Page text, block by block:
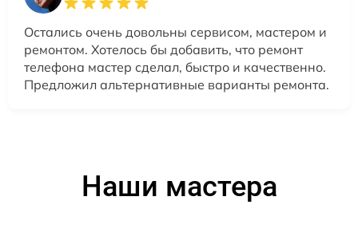
Остались очень довольны сервисом, мастером и
ремонтом. Хотелось бы добавить, что ремонт
телефона мастер сделал, быстро и качественно.
Предложил альтернативные варианты ремонта.
Наши мастера